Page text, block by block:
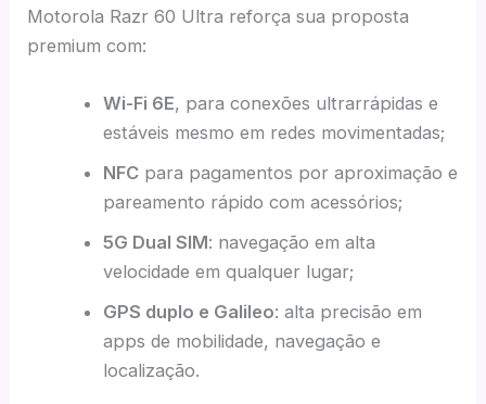
Motorola Razr 60 Ultra reforça sua proposta
premium com:
Wi-Fi 6E, para conexões ultrarrápidas e
estáveis mesmo em redes movimentadas;
NFCpara pagamentos por aproximação e
pareamento rápido com acessórios;
5G Dual SIM: navegação em alta
velocidade em qualquer lugar;
GPS duplo e Galileo: alta precisão em
apps de mobilidade, navegação e
localização.